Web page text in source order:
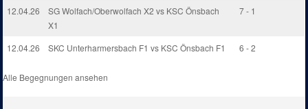
12.04.26
SG Wolfach/Oberwolfach X2 vs KSC Önsbach
X1
7 - 1
12.04.26 SKC Unterharmersbach F1 vs KSC Önsbach F1 6 - 2
Alle Begegnungen ansehen